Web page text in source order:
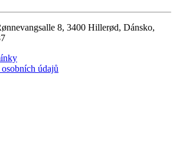
8, 3400 Hillerød, Dánsko,
údajů